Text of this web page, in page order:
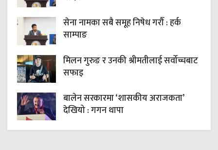
सेना नामका सबै समूह निषेध गरौँ : हर्क
साम्पाङ
मिलन गुरुङ र उनकी श्रीमतीलाई सर्वोच्चबाट
सफाइ
बालेन सरकारमा ‘शासकीय अराजकता’
देखियो : गगन थापा